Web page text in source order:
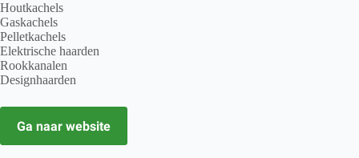
Houtkachels
Gaskachels
Pelletkachels
Elektrische haarden
Rookkanalen
Designhaarden
Ga naar website